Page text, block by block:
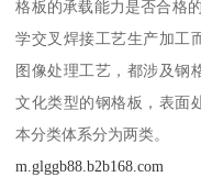
格板的承载能力是否合格
学交叉焊接工艺生产加工
图像处理工艺，都涉及钢
文化类型的钢格板，表面
本分类体系分为两类。
m.glggb88.b2b168.com